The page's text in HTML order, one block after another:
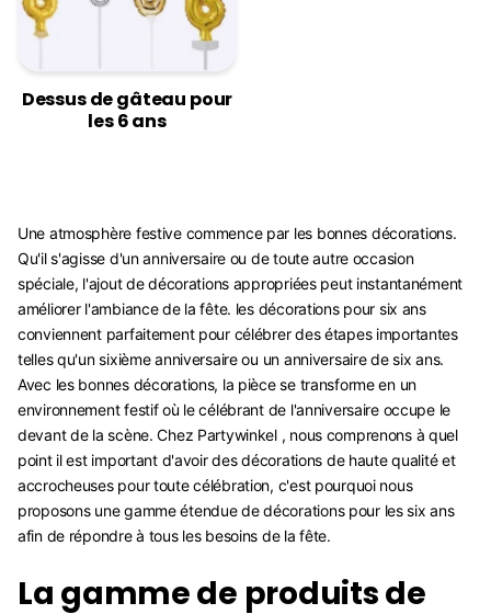
Dessus de gâteau pour
les 6 ans
Une atmosphère festive commence par les bonnes décorations.
Qu'il s'agisse d'un anniversaire ou de toute autre occasion
spéciale, l'ajout de décorations appropriées peut instantanément
améliorer l'ambiance de la fête. les décorations pour six ans
conviennent parfaitement pour célébrer des étapes importantes
telles qu'un sixième anniversaire ou un anniversaire de six ans.
Avec les bonnes décorations, la pièce se transforme en un
environnement festif où le célébrant de l'anniversaire occupe le
devant de la scène. Chez Partywinkel , nous comprenons à quel
point il est important d'avoir des décorations de haute qualité et
accrocheuses pour toute célébration, c'est pourquoi nous
proposons une gamme étendue de décorations pour les six ans
afin de répondre à tous les besoins de la fête.
La gamme de produits de